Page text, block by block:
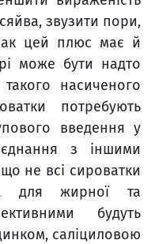
звузити пори,
цей плюс має й
може бути надто
насиченого
потребують
введення у
з іншими
не всі сироватки
для жирної та
будуть
саліциловою